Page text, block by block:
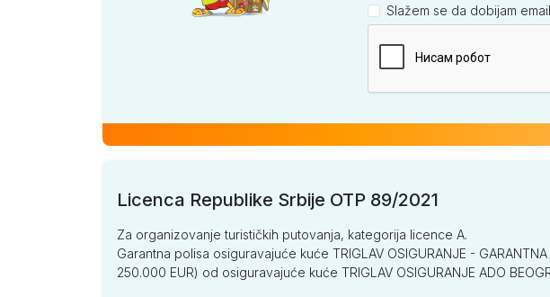
Slažem se da dobijam
Licenca Republike Srbije OTP 89/2021
Za organizovanje turističkih putovanja, kategorija licence A.
Garantna polisa osiguravajuće kuće TRIGLAV OSIGURANJE -
250.000 EUR) od osiguravajuće kuće TRIGLAV OSIGURANJE ADO